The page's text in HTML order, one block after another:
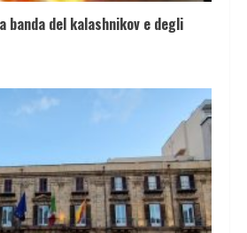
banda del kalashnikov e degli